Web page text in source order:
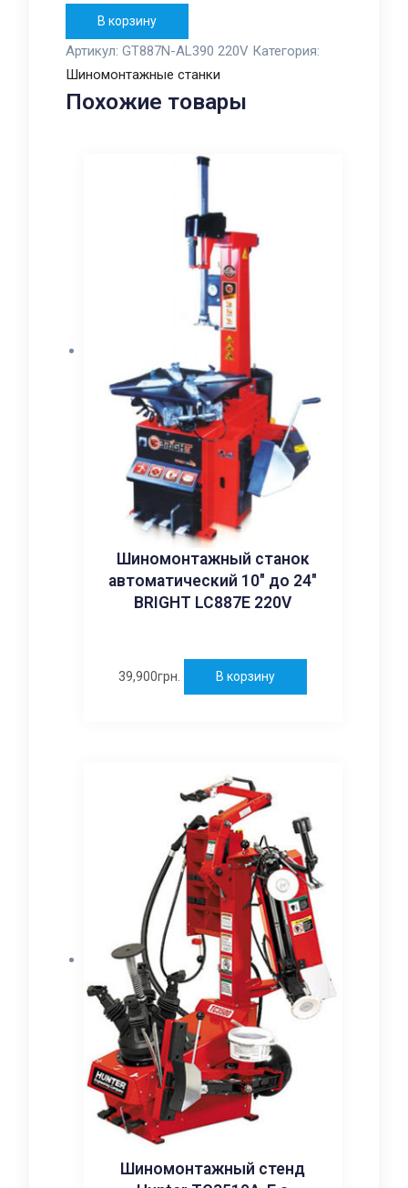
В корзину
Артикул: GT887N-AL390 220V Категория:
Шиномонтажные станки
Похожие товары
Шиномонтажный станок
автоматический 10″ до 24″
BRIGHT LC887E 220V
39,900грн. В корзину
Шиномонтажный стенд